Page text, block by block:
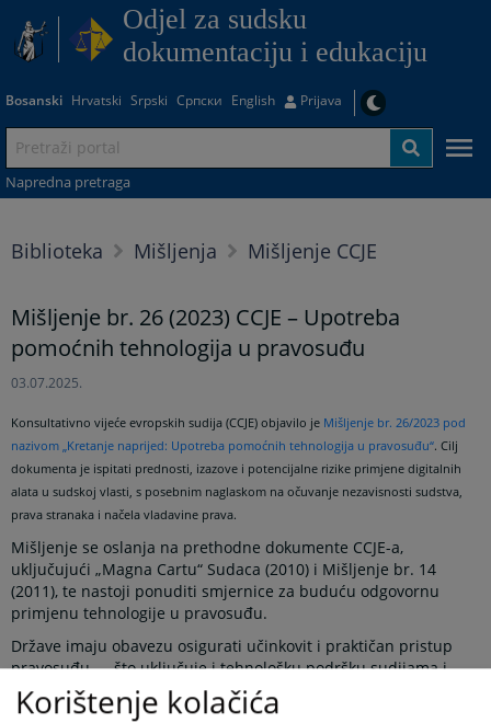
Odjel za sudsku
dokumentaciju i edukaciju
Bosanski Hrvatski Srpski Српски English Prijava
Napredna pretraga
Biblioteka Mišljenja Mišljenje CCJE
Mišljenje br. 26 (2023) CCJE – Upotreba
pomoćnih tehnologija u pravosuđu
03.07.2025.
Konsultativno vijeće evropskih sudija (CCJE) objavilo je Mišljenje br. 26/2023 pod
nazivom „Kretanje naprijed: Upotreba pomoćnih tehnologija u pravosuđu“. Cilj
dokumenta je ispitati prednosti, izazove i potencijalne rizike primjene digitalnih
alata u sudskoj vlasti, s posebnim naglaskom na očuvanje nezavisnosti sudstva,
prava stranaka i načela vladavine prava.
Mišljenje se oslanja na prethodne dokumente CCJE-a,
uključujući „Magna Cartu“ Sudaca (2010) i Mišljenje br. 14
(2011), te nastoji ponuditi smjernice za buduću odgovornu
primjenu tehnologije u pravosuđu.
Države imaju obavezu osigurati učinkovit i praktičan pristup
pravosuđu — što uključuje i tehnološku podršku sudijama i
učesnicima u postupku, s ciljem poboljšanja tačnosti odluka i
jačanja transparentnosti.
Korištenje kolačića